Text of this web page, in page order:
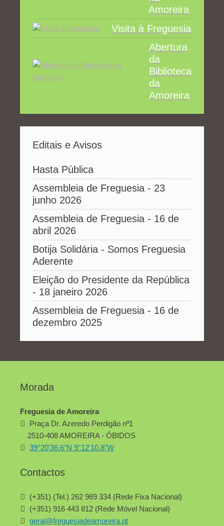
Amoreira
Visita à Freguesia
Abertura
da
Biblioteca
da
Amoreira
Editais e Avisos
Hasta Pública
Assembleia de Freguesia - 23
junho 2026
Assembleia de Freguesia - 16 de
abril 2026
Botija Solidária - Somos Freguesia
Aderente
Eleição do Presidente da República
- 18 janeiro 2026
Assembleia de Freguesia - 16 de
dezembro 2025
Morada
Freguesia de Amoreira
Praça Dr. Azeredo Perdigão nº1
2510-408 AMOREIRA - ÓBIDOS
39°20'36.6"N 9°12'10.8"W
Contactos
(+351) (Tel.) 262 969 334 (Rede Fixa Nacional)
(+351) 916 443 812 (Rede Móvel Nacional)
geral@freguesiadeamoreira.pt